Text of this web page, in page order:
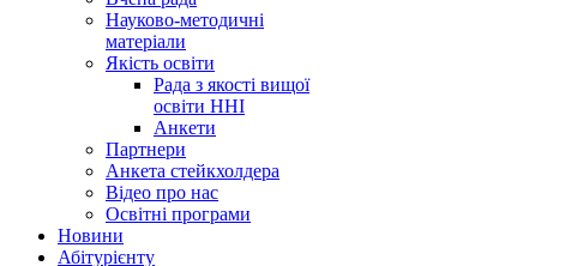
Науково-методичні
матеріали
Якість освіти
Рада з якості вищої
освіти ННІ
Анкети
Партнери
Анкета стейкхолдера
Відео про нас
Освітні програми
Hовини
Абітурієнту